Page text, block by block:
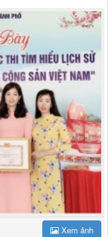
Xem ảnh